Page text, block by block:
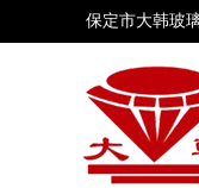
保定市大韩玻